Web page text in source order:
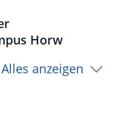
Horw
Alles anzeigen